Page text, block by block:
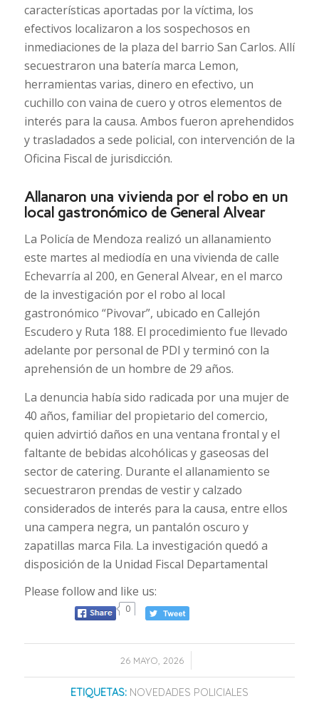
características aportadas por la víctima, los
efectivos localizaron a los sospechosos en
inmediaciones de la plaza del barrio San Carlos. Allí
secuestraron una batería marca Lemon,
herramientas varias, dinero en efectivo, un
cuchillo con vaina de cuero y otros elementos de
interés para la causa. Ambos fueron aprehendidos
y trasladados a sede policial, con intervención de la
Oficina Fiscal de jurisdicción.
Allanaron una vivienda por el robo en un
local gastronómico de General Alvear
La Policía de Mendoza realizó un allanamiento
este martes al mediodía en una vivienda de calle
Echevarría al 200, en General Alvear, en el marco
de la investigación por el robo al local
gastronómico “Pivovar”, ubicado en Callejón
Escudero y Ruta 188. El procedimiento fue llevado
adelante por personal de PDI y terminó con la
aprehensión de un hombre de 29 años.
La denuncia había sido radicada por una mujer de
40 años, familiar del propietario del comercio,
quien advirtió daños en una ventana frontal y el
faltante de bebidas alcohólicas y gaseosas del
sector de catering. Durante el allanamiento se
secuestraron prendas de vestir y calzado
considerados de interés para la causa, entre ellos
una campera negra, un pantalón oscuro y
zapatillas marca Fila. La investigación quedó a
disposición de la Unidad Fiscal Departamental
Please follow and like us:
0
26 MAYO, 2026
/
ETIQUETAS: NOVEDADES POLICIALES